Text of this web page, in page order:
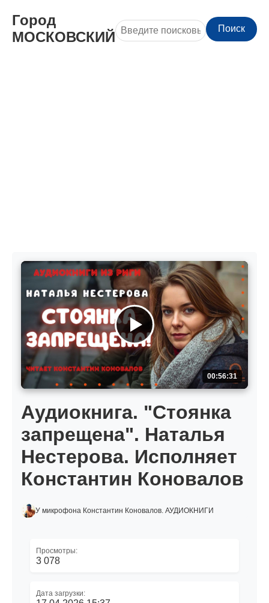
Город
МОСКОВСКИЙ
Поиск
00:56:31
Аудиокнига. "Стоянка
запрещена". Наталья
Нестерова. Исполняет
Константин Коновалов
У микрофона Константин Коновалов. АУДИОКНИГИ
Просмотры:
3 078
Дата загрузки: